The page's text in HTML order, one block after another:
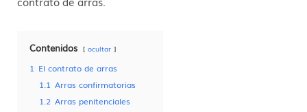
Contenidos ocultar
1 El contrato de arras
1.1 Arras confirmatorias
1.2 Arras penitenciales